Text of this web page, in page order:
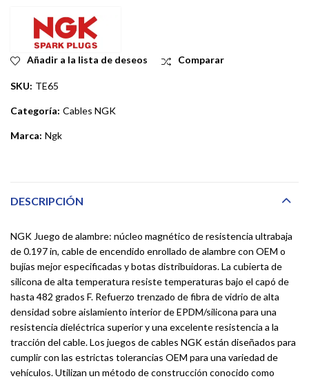
Añadir a la lista de deseos Comparar
SKU: TE65
Categoría: Cables NGK
Marca: Ngk
DESCRIPCIÓN
NGK Juego de alambre: núcleo magnético de resistencia ultrabaja
de 0.197 in, cable de encendido enrollado de alambre con OEM o
bujías mejor especificadas y botas distribuidoras. La cubierta de
silicona de alta temperatura resiste temperaturas bajo el capó de
hasta 482 grados F. Refuerzo trenzado de fibra de vidrio de alta
densidad sobre aislamiento interior de EPDM/silicona para una
resistencia dieléctrica superior y una excelente resistencia a la
tracción del cable. Los juegos de cables NGK están diseñados para
cumplir con las estrictas tolerancias OEM para una variedad de
vehículos. Utilizan un método de construcción conocido como